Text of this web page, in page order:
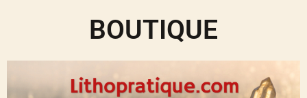
BOUTIQUE